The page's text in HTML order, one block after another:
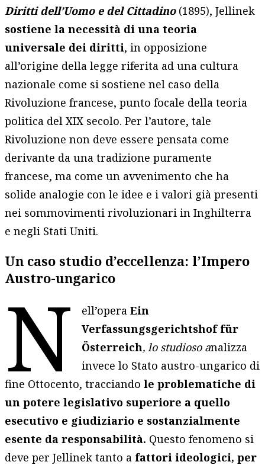
Diritti dell’Uomo e del Cittadino (1895), Jellinek
sostiene la necessità di una teoria
universale dei diritti, in opposizione
all’origine della legge riferita ad una cultura
nazionale come si sostiene nel caso della
Rivoluzione francese, punto focale della teoria
politica del XIX secolo. Per l’autore, tale
Rivoluzione non deve essere pensata come
derivante da una tradizione puramente
francese, ma come un avvenimento che ha
solide analogie con le idee e i valori già presenti
nei sommovimenti rivoluzionari in Inghilterra
e negli Stati Uniti.
Un caso studio d’eccellenza: l’Impero
Austro-ungarico
N ell’operaEin
Verfassungsgerichtshof für
Österreich, lo studioso analizza
invece lo Stato austro-ungarico di
fine Ottocento, tracciando le problematiche di
un potere legislativo superiore a quello
esecutivo e giudiziario e sostanzialmente
esente da responsabilità. Questo fenomeno si
deve per Jellinek tanto a fattori ideologici, per